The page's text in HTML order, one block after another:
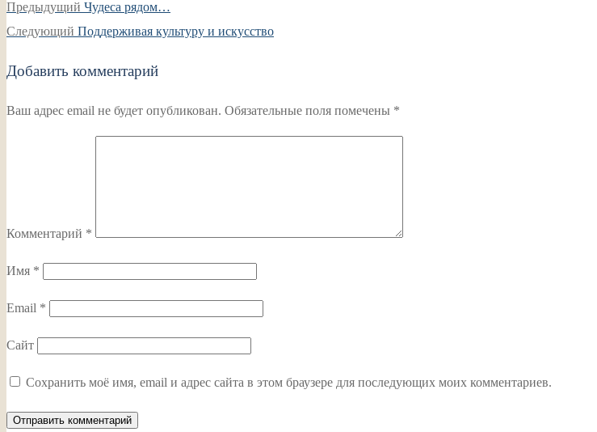
Навигация
по
Предыдущий Предыдущая
запись:
Чудеса рядом…
Следующий Следующая
Поддерживая культуру и искусство
Добавить комментарий
Ваш адрес email не будет опубликован. Обязательные поля помечены *
Комментарий *
Имя *
Email *
Сайт
Сохранить моё имя, email и адрес сайта в этом браузере для последующих моих комментариев.